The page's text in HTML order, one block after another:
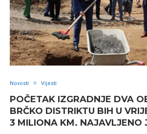
Novosti Vijesti
POČETAK IZGRADNJE DVA
BRČKO DISTRIKTU BIH U
3 MILIONA KM. NAJAVLJENO